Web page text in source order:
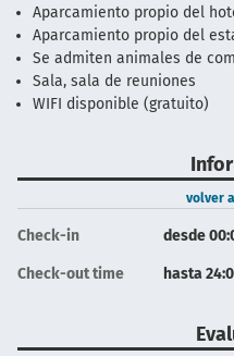
Aparcamiento propio del
Aparcamiento propio del
Se admiten animales de
Sala, sala de reuniones
WIFI disponible (gratuito)
volver
Check-in desde
Check-out time hasta